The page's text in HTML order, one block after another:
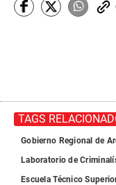
TAGS
Gobierno Regional de
Laboratorio de
Escuela Técnico